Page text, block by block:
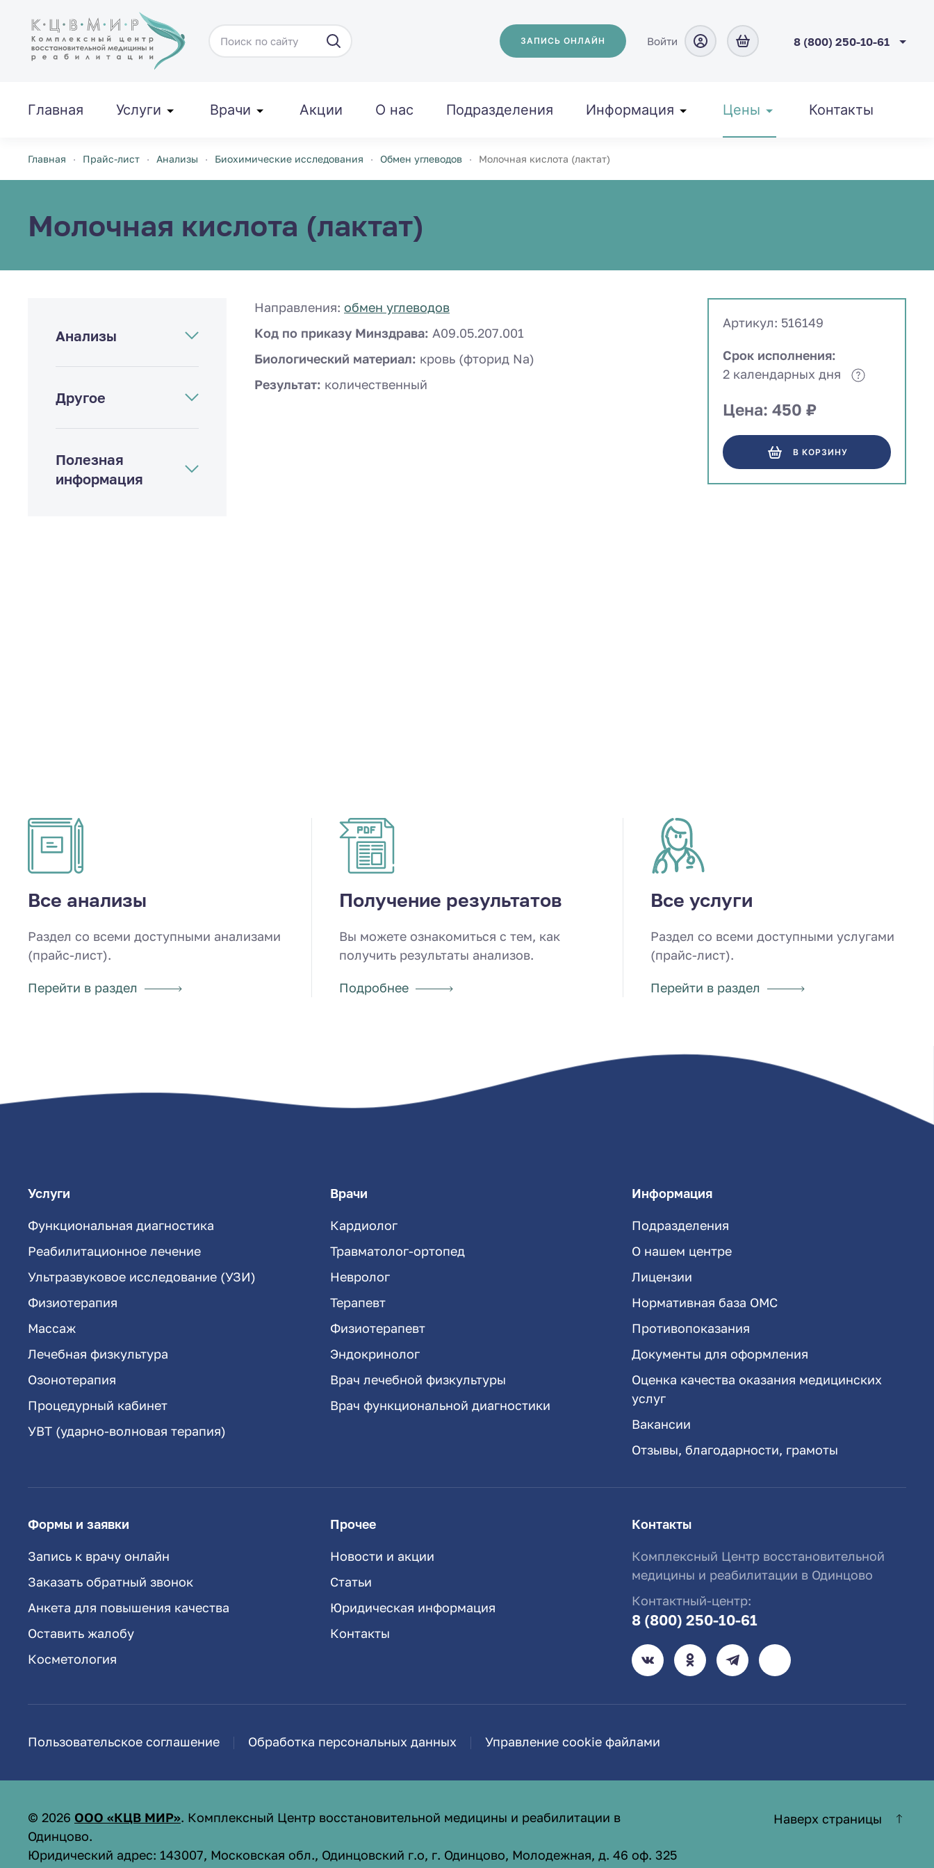
Перейти к содержимому ЗАПИСЬ ОНЛАЙН Войти 8 (800) 250-10-61
Главная Услуги Врачи Акции О нас Подразделения Информация Цены Контакты
Главная Прайс-лист Анализы Биохимические исследования Обмен углеводов Молочная кислота (лактат)
Молочная кислота (лактат)
Анализы
Другое
Полезная
информация
Направления: обмен углеводов
Код по приказу Минздрава: A09.05.207.001
Биологический материал: кровь (фторид Na)
Результат: количественный
Артикул: 516149
Срок исполнения:
2 календарных дня
Цена: 450 ₽
В КОРЗИНУ
Все анализы
Раздел со всеми доступными анализами
(прайс-лист).
Перейти в раздел
Получение результатов
Вы можете ознакомиться с тем, как
получить результаты анализов.
Подробнее
Все услуги
Раздел со всеми доступными услугами
(прайс-лист).
Перейти в раздел
Услуги
Функциональная диагностика
Реабилитационное лечение
Ультразвуковое исследование (УЗИ)
Физиотерапия
Массаж
Лечебная физкультура
Озонотерапия
Процедурный кабинет
УВТ (ударно-волновая терапия)
Врачи
Кардиолог
Травматолог-ортопед
Невролог
Терапевт
Физиотерапевт
Эндокринолог
Врач лечебной физкультуры
Врач функциональной диагностики
Информация
Подразделения
О нашем центре
Лицензии
Нормативная база ОМС
Противопоказания
Документы для оформления
Оценка качества оказания медицинских
услуг
Вакансии
Отзывы, благодарности, грамоты
Формы и заявки
Запись к врачу онлайн
Заказать обратный звонок
Анкета для повышения качества
Оставить жалобу
Косметология
Прочее
Новости и акции
Статьи
Юридическая информация
Контакты
Контакты
Комплексный Центр восстановительной
медицины и реабилитации в Одинцово
Контактный-центр:
8 (800) 250-10-61
Пользовательское соглашение Обработка персональных данных Управление cookie файлами
© 2026 ООО «КЦВ МИР». Комплексный Центр восстановительной медицины и реабилитации в
Одинцово.
Юридический адрес: 143007, Московская обл., Одинцовский г.о, г. Одинцово, Молодежная, д. 46 оф. 325
Наверх страницы